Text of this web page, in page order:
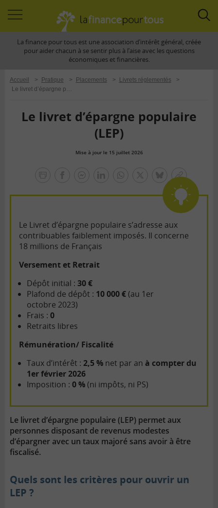
àLa finance pour tous est une association d’intérêt général, créée
pour aider chacun à se sentir plus à l’aise avec les questions
économiques et financières.
Accueil > Pratique > Placements > Livrets réglementés
>
Le livret d’épargne populaire (LEP)
Le livret d’épargne populaire
(LEP)
Mise à jour le 15 juillet 2026
tous
TwitterblueskyCopier
le
lien
Le Livret d’épargne populaire s’adresse aux
contribuables faiblement imposés. Il concerne
18 millions de Français
Versement et Retrait
Dépôt initial : 30 €
Plafond de dépôt : 10 000 €(au 1er
octobre 2023)
Frais : 0
Retraits libres
Rémunération/ Fiscalité
Taux d’intérêt : 2,5% net par an à compter du
1er février 2026
Imposition : 0 %(ni impôts, ni PS)
Le livret d’épargne populaire (LEP) permet aux
personnes disposant de revenus modestes
d’épargner avec un taux majoré sans avoir à être
fiscalisé.
Quels sont les critères pour ouvrir un
LEP ?